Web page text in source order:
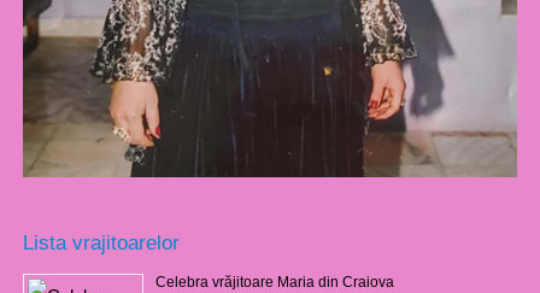
Lista vrajitoarelor
Celebra vrăjitoare Maria din Craiova